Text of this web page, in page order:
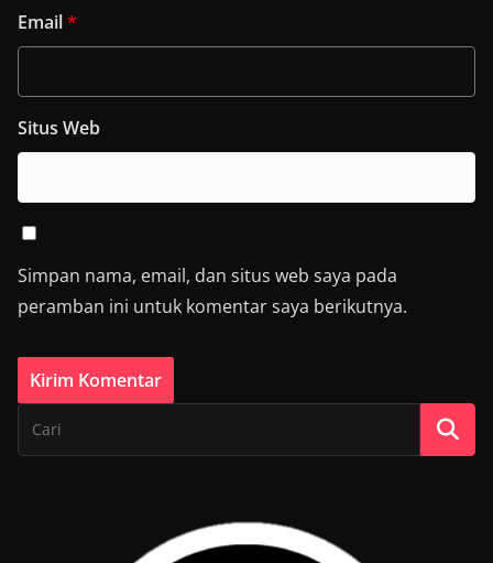
Email*
Situs Web
Simpan nama, email, dan situs web saya pada
peramban ini untuk komentar saya berikutnya.